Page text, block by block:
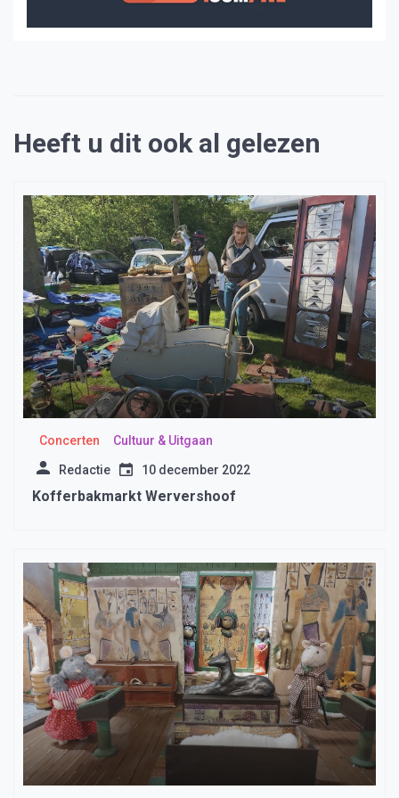
Heeft u dit ook al gelezen
Concerten Cultuur & Uitgaan
Redactie 10 december 2022
Kofferbakmarkt Wervershoof